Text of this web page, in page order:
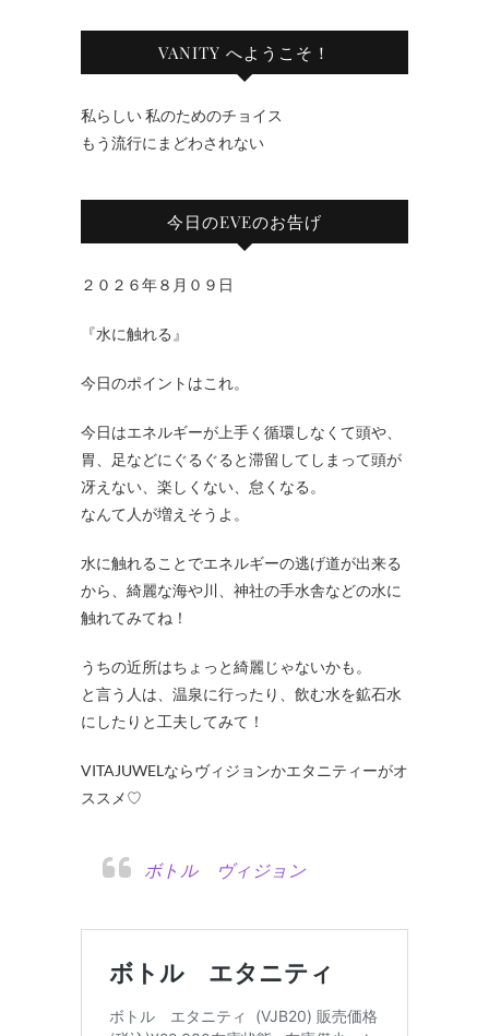
VANITY へようこそ！
私らしい 私のためのチョイス
もう流行にまどわされない
今日のEVEのお告げ
２０２６年８月０９日
『水に触れる』
今日のポイントはこれ。
今日はエネルギーが上手く循環しなくて頭や、
胃、足などにぐるぐると滞留してしまって頭が
冴えない、楽しくない、怠くなる。
なんて人が増えそうよ。
水に触れることでエネルギーの逃げ道が出来る
から、綺麗な海や川、神社の手水舎などの水に
触れてみてね！
うちの近所はちょっと綺麗じゃないかも。
と言う人は、温泉に行ったり、飲む水を鉱石水
にしたりと工夫してみて！
VITAJUWELならヴィジョンかエタニティーがオ
ススメ♡
ボトル ヴィジョン